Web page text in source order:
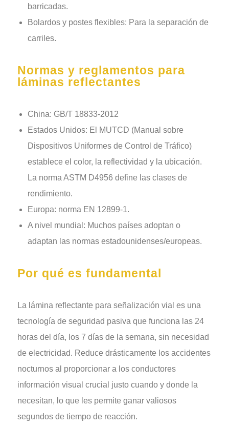
barricadas.
Bolardos y postes flexibles: Para la separación de
carriles.
Normas y reglamentos para
láminas reflectantes
China: GB/T 18833-2012
Estados Unidos: El MUTCD (Manual sobre
Dispositivos Uniformes de Control de Tráfico)
establece el color, la reflectividad y la ubicación.
La norma ASTM D4956 define las clases de
rendimiento.
Europa: norma EN 12899-1.
A nivel mundial: Muchos países adoptan o
adaptan las normas estadounidenses/europeas.
Por qué es fundamental
La lámina reflectante para señalización vial es una
tecnología de seguridad pasiva que funciona las 24
horas del día, los 7 días de la semana, sin necesidad
de electricidad. Reduce drásticamente los accidentes
nocturnos al proporcionar a los conductores
información visual crucial justo cuando y donde la
necesitan, lo que les permite ganar valiosos
segundos de tiempo de reacción.